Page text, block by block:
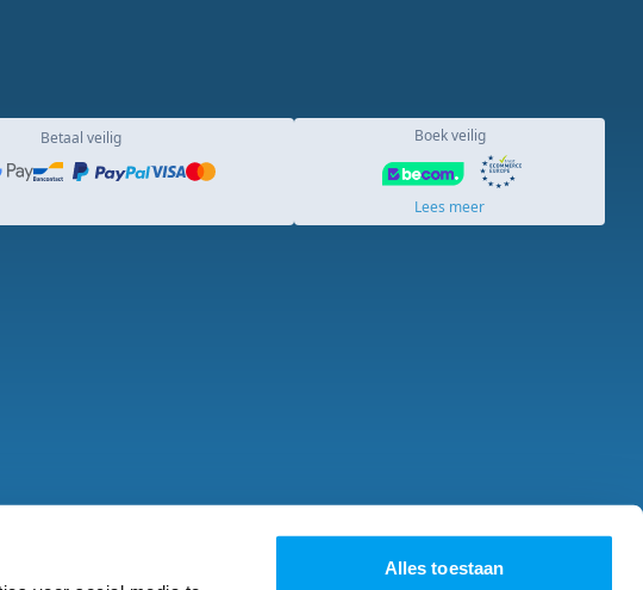
Alles toestaan
Betaal veilig Boek veilig
Lees meer